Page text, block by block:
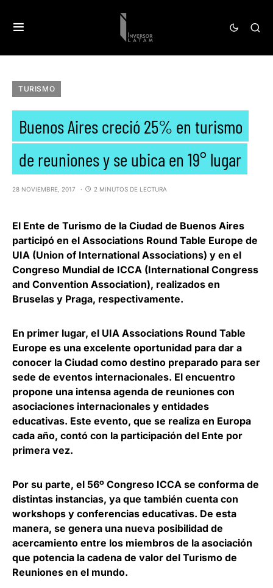
TURISMO
Buenos Aires creció 25% en turismo
de reuniones y se ubica en 19° lugar
28 NOVIEMBRE, 2017 2 MINUTOS DE LECTURA
El Ente de Turismo de la Ciudad de Buenos Aires
participó en el Associations Round Table Europe de
UIA (Union of International Associations) y en el
Congreso Mundial de ICCA (International Congress
and Convention Association), realizados en
Bruselas y Praga, respectivamente.
En primer lugar, el UIA Associations Round Table
Europe es una excelente oportunidad para dar a
conocer la Ciudad como destino preparado para ser
sede de eventos internacionales. El encuentro
propone una intensa agenda de reuniones con
asociaciones internacionales y entidades
educativas. Este evento, que se realiza en Europa
cada año, contó con la participación del Ente por
primera vez.
Por su parte, el 56º Congreso ICCA se conforma de
distintas instancias, ya que también cuenta con
workshops y conferencias educativas. De esta
manera, se genera una nueva posibilidad de
acercamiento entre los miembros de la asociación
que potencia la cadena de valor del Turismo de
Reuniones en el mundo.